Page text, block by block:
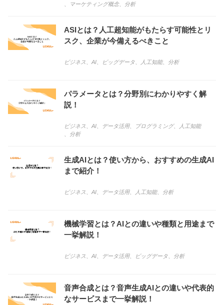
マーケティング概念、 分析
ASIとは？人工超知能がもたらす可能性とリ
スク、企業が今備えるべきこと
ビジネス AI ビッグデータ 人工知能、 分析
パラメータとは？分野別にわかりやすく解
説！
ビジネス AI データ活用、 プログラミング、
人工知能
分析
生成AIとは？使い方から、おすすめの生成AI
まで紹介！
ビジネス AI データ活用、 人工知能、 分析
機械学習とは？AIとの違いや種類と用途まで
一挙解説！
ビジネス AI データ活用、 ビッグデータ 分析
音声合成とは？音声生成AIとの違いや代表的
なサービスまで一挙解説！